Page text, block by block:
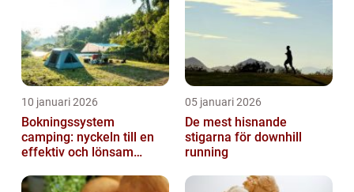
10 januari 2026
Bokningssystem
camping: nyckeln till en
effektiv och lönsam
05 januari 2026
De mest hisnande
stigarna för downhill
running